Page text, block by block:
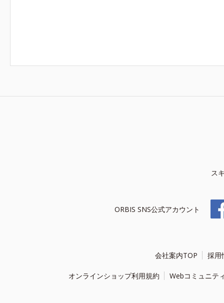
ス
ORBIS SNS公式アカウント
会社案内TOP 採用
オンラインショップ利用規約 Webコミュニテ